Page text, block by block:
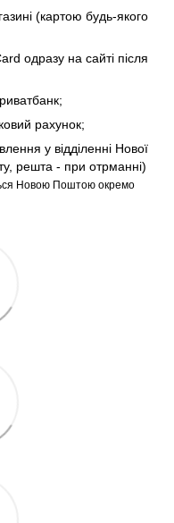
(картою будь-якого
одразу на сайті після
рахунок;
у відділенні Нової
решта - при отрманні)
Новою Поштою окремо